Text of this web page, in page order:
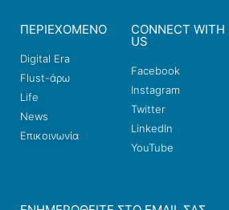
ΠΕΡΙΕΧΟΜΕΝΟ
Digital Era
Flust-άρω
Life
News
Επικοινωνία
CONNECT WITH
US
Facebook
Instagram
Twitter
LinkedIn
YouTube